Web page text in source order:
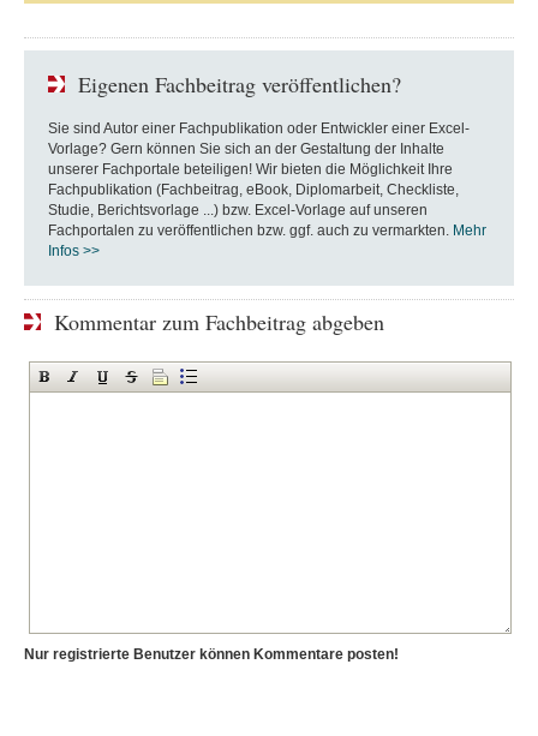
Eigenen Fachbeitrag veröffentlichen?
Sie sind Autor einer Fachpublikation oder Entwickler einer Excel-
Vorlage? Gern können Sie sich an der Gestaltung der Inhalte
unserer Fachportale beteiligen! Wir bieten die Möglichkeit Ihre
Fachpublikation (Fachbeitrag, eBook, Diplomarbeit, Checkliste,
Studie, Berichtsvorlage ...) bzw. Excel-Vorlage auf unseren
Fachportalen zu veröffentlichen bzw. ggf. auch zu vermarkten. Mehr
Infos >>
Kommentar zum Fachbeitrag abgeben
Nur registrierte Benutzer können Kommentare posten!